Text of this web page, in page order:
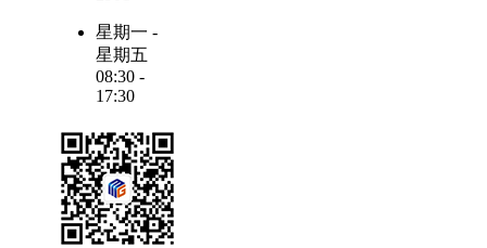
星期一 -
星期五
08:30 -
17:30